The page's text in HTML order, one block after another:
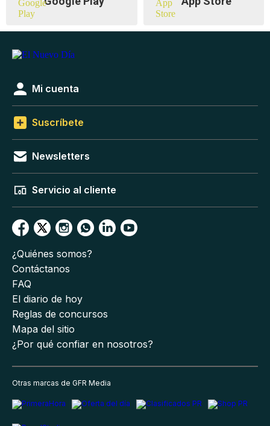
Mi cuenta
Suscríbete
Newsletters
Servicio al cliente
¿Quiénes somos?
Contáctanos
FAQ
El diario de hoy
Reglas de concursos
Mapa del sitio
¿Por qué confiar en nosotros?
Otras marcas de GFR Media